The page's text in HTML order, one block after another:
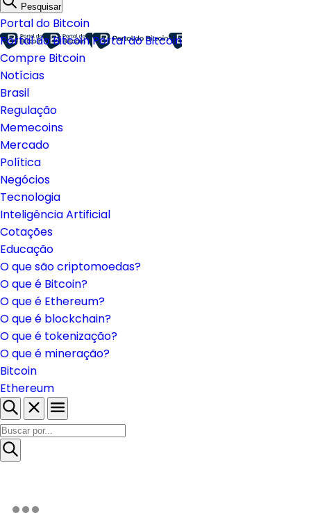
Pesquisar
Portal do Bitcoin
Portal do BitcoinPortal do Bitcoin
Compre Bitcoin
Notícias
Brasil
Regulação
Memecoins
Mercado
Política
Negócios
Tecnologia
Inteligência Artificial
Cotações
Educação
O que são criptomoedas?
O que é Bitcoin?
O que é Ethereum?
O que é blockchain?
O que é tokenização?
O que é mineração?
Bitcoin
Ethereum